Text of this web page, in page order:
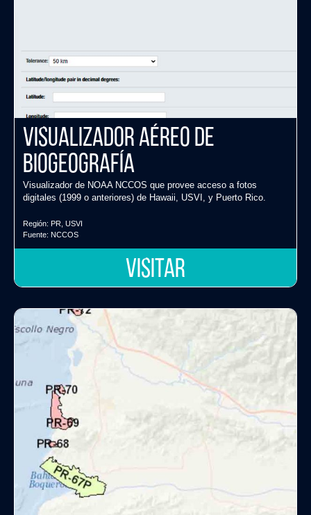
Visualizador aéreo de
biogeografía
Visualizador de NOAA NCCOS que provee acceso a fotos
digitales (1999 o anteriores) de Hawaii, USVI, y Puerto Rico.
Región: PR, USVI
Fuente: NCCOS
VISITAR